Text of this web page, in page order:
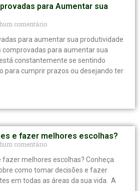
para Aumentar sua
comentário
para aumentar sua produtividade
comprovadas para aumentar sua
constantemente se sentindo
para cumprir prazos ou desejando ter
e fazer melhores escolhas?
comentário
melhores escolhas? Conheça
como tomar decisões e fazer
em todas as áreas da sua vida. A